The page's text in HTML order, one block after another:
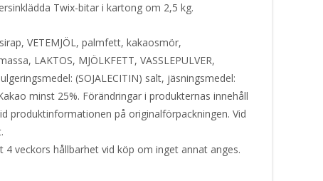
Twix-bitar i kartong om 2,5 kg.
VETEMJÖL, palmfett, kakaosmör,
LAKTOS, MJÖLKFETT, VASSLEPULVER,
(SOJALECITIN) salt, jäsningsmedel:
minst 25%. Förändringar i produkternas innehåll
produktinformationen på originalförpackningen. Vid
veckors hållbarhet vid köp om inget annat anges.